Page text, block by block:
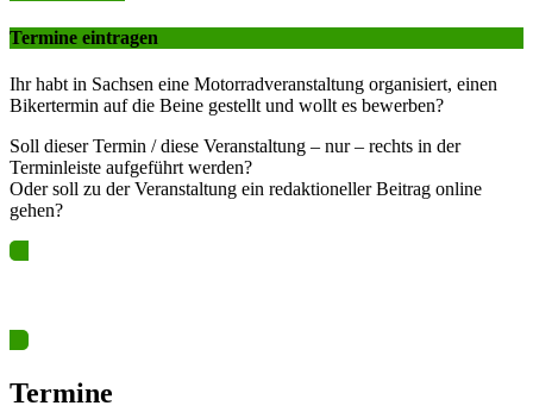
Termine eintragen
Ihr habt in Sachsen eine Motorradveranstaltung organisiert, einen
Bikertermin auf die Beine gestellt und wollt es bewerben?
Soll dieser Termin / diese Veranstaltung – nur – rechts in der
Terminleiste aufgeführt werden?
Oder soll zu der Veranstaltung ein redaktioneller Beitrag online
gehen?
Termine